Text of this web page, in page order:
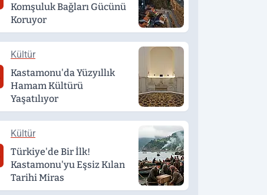
Komşuluk Bağları Gücünü
Koruyor
Kültür
Kastamonu'da Yüzyıllık
Hamam Kültürü
Yaşatılıyor
Kültür
Türkiye'de Bir İlk!
Kastamonu'yu Eşsiz Kılan
Tarihi Miras